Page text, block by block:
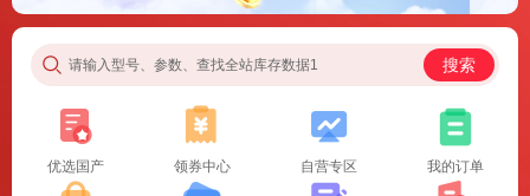
请输入型号、参数、查找全站库存数据1 搜索
优选国产 领券中心 自营专区 我的订单